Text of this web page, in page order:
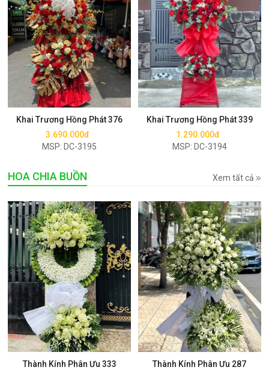
Khai Trương Hồng Phát 376
3.690.000đ
MSP: DC-3195
Mua ngay
Khai Trương Hồng Phát 339
1.290.000đ
MSP: DC-3194
Mua ngay
HOA CHIA BUỒN Xem tất cả
Thành Kính Phân Ưu 333
Mua ngay
Thành Kính Phân Ưu 287
Mua ngay